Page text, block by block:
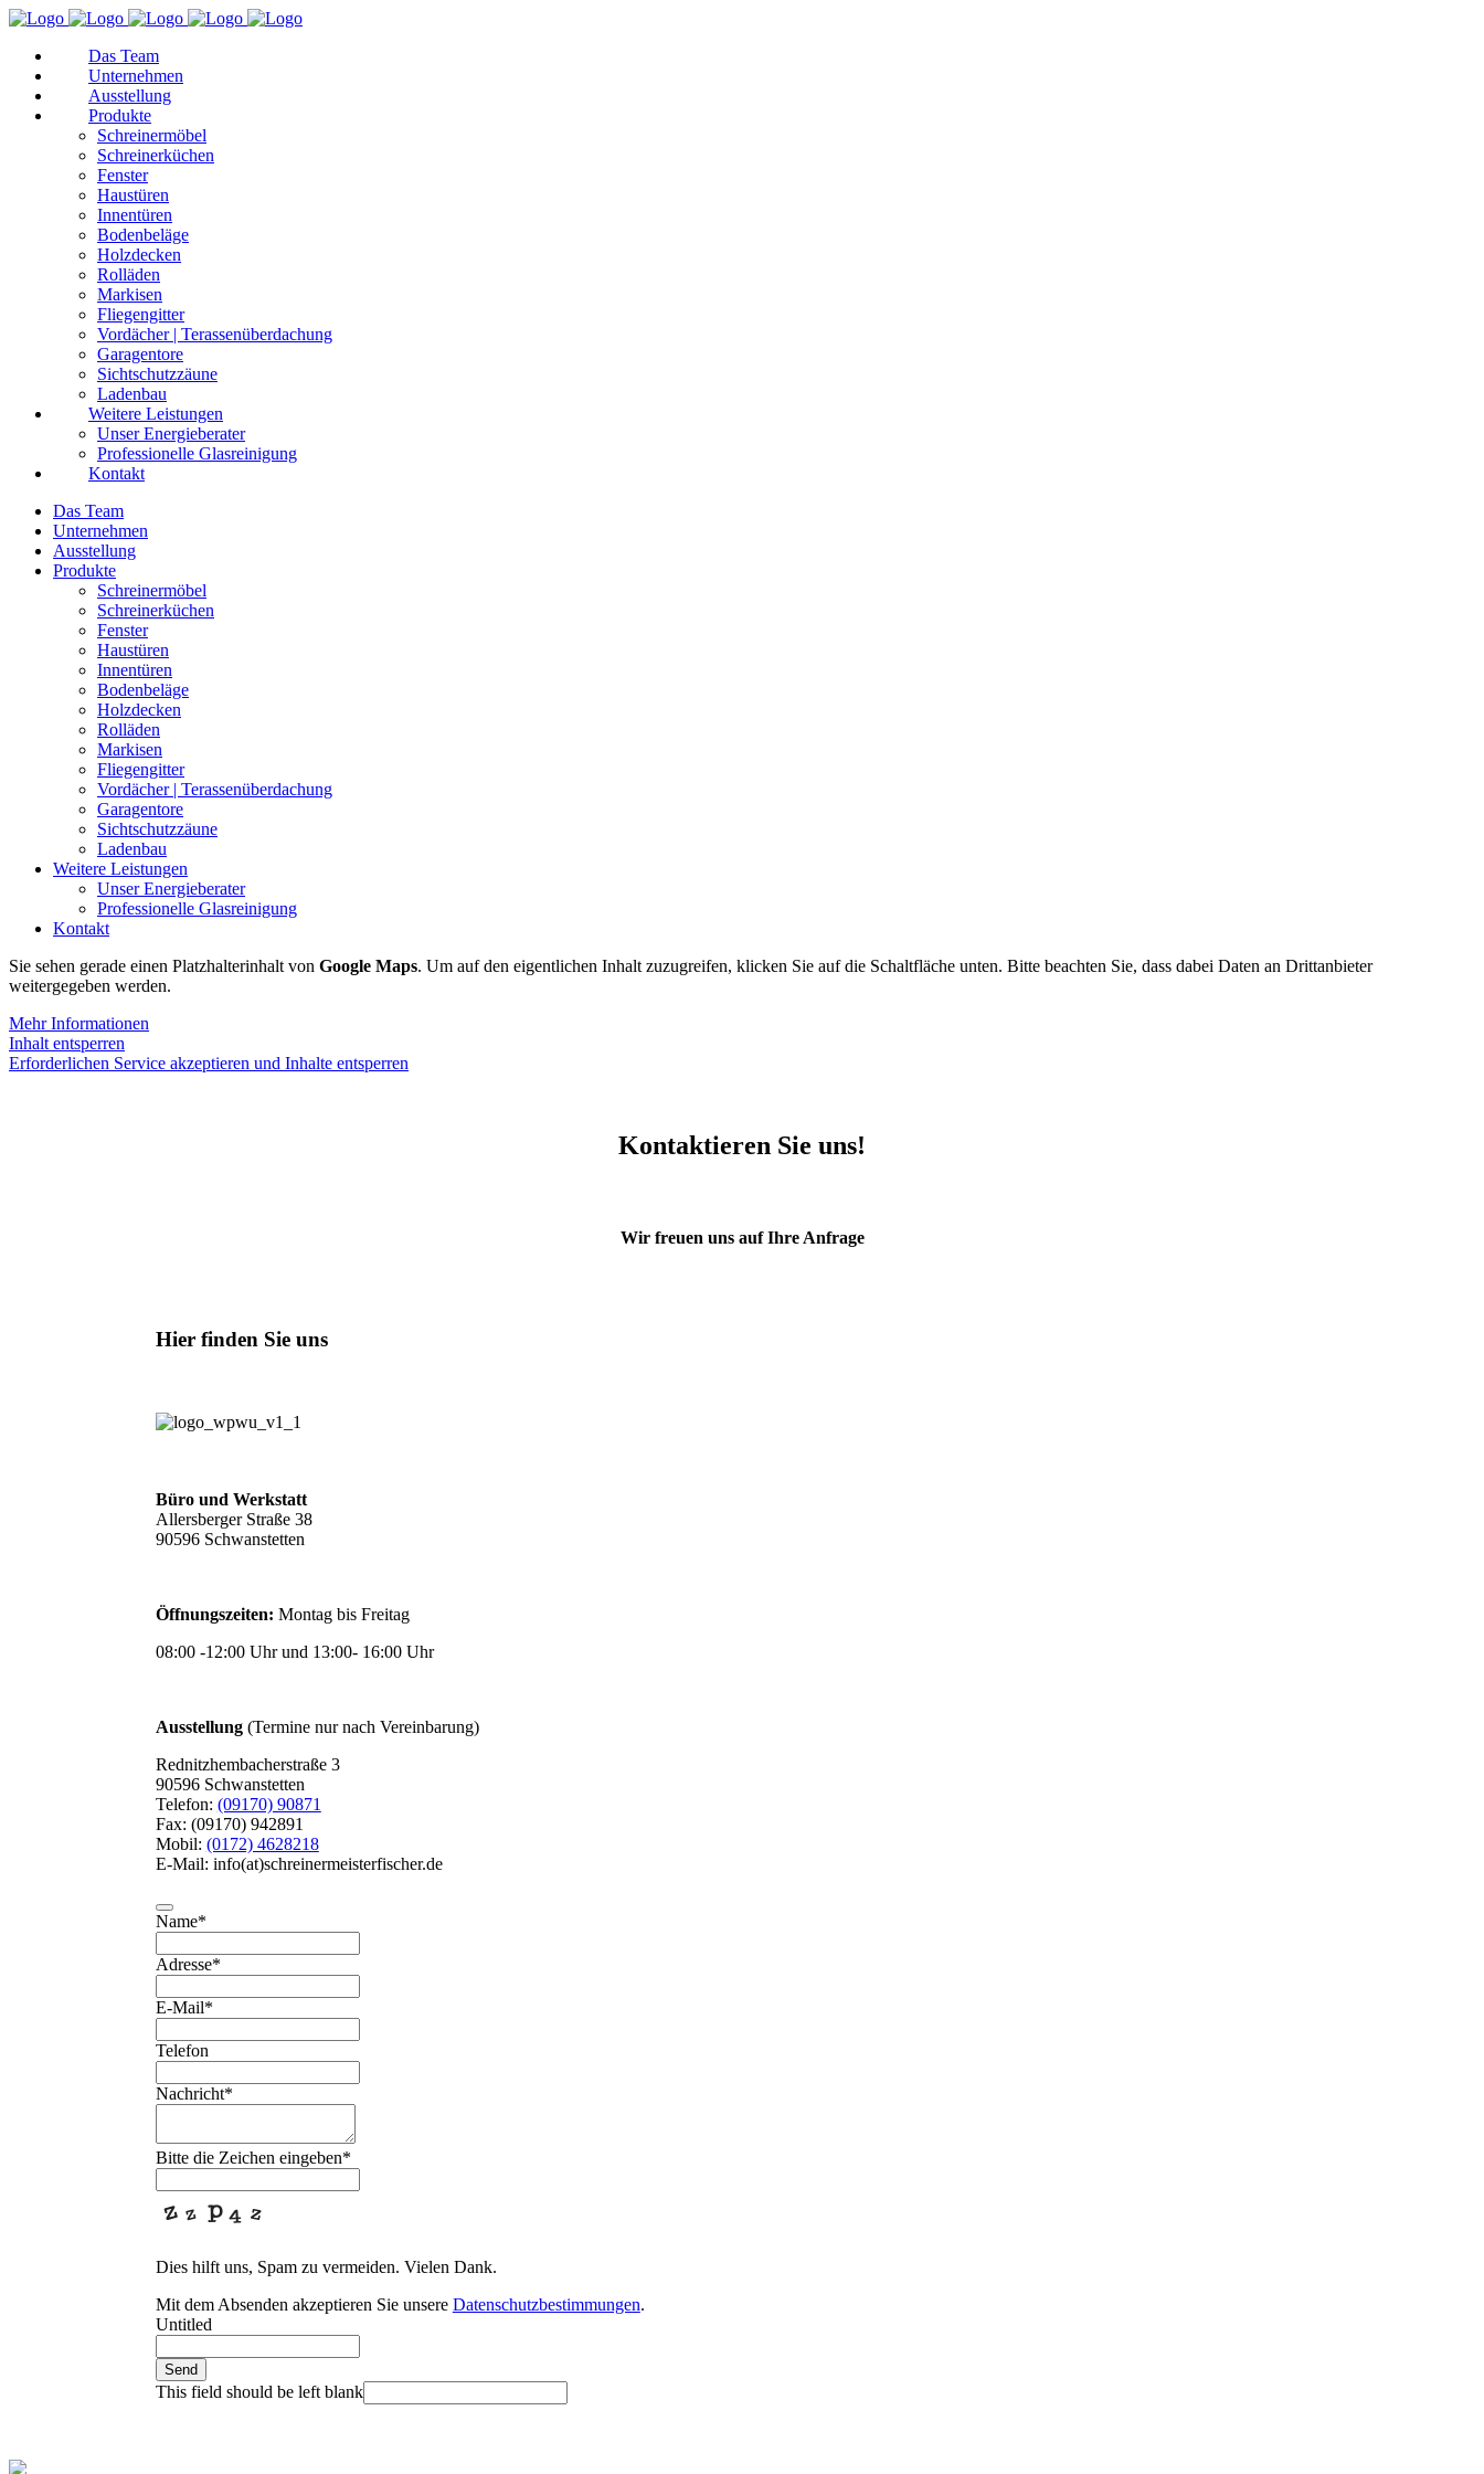
Das Team
Unternehmen
Ausstellung
Produkte
Schreinermöbel
Schreinerküchen
Fenster
Haustüren
Innentüren
Bodenbeläge
Holzdecken
Rolläden
Markisen
Fliegengitter
Vordächer | Terassenüberdachung
Garagentore
Sichtschutzzäune
Ladenbau
Weitere Leistungen
Unser Energieberater
Professionelle Glasreinigung
Kontakt
Das Team
Unternehmen
Ausstellung
Produkte
Schreinermöbel
Schreinerküchen
Fenster
Haustüren
Innentüren
Bodenbeläge
Holzdecken
Rolläden
Markisen
Fliegengitter
Vordächer | Terassenüberdachung
Garagentore
Sichtschutzzäune
Ladenbau
Weitere Leistungen
Unser Energieberater
Professionelle Glasreinigung
Kontakt
Sie sehen gerade einen Platzhalterinhalt von Google Maps. Um auf den eigentlichen Inhalt zuzugreifen, klicken Sie auf die Schaltfläche unten. Bitte beachten Sie, dass dabei Daten an Drittanbieter
weitergegeben werden.
Mehr Informationen
Inhalt entsperren
Erforderlichen Service akzeptieren und Inhalte entsperren
Kontaktieren Sie uns!
Wir freuen uns auf Ihre Anfrage
Hier finden Sie uns
Büro und Werkstatt
Allersberger Straße 38
90596 Schwanstetten
Öffnungszeiten: Montag bis Freitag
08:00 -12:00 Uhr und 13:00- 16:00 Uhr
Ausstellung(Termine nur nach Vereinbarung)
Rednitzhembacherstraße 3
90596 Schwanstetten
Telefon: (09170) 90871
Fax: (09170) 942891
Mobil: (0172) 4628218
E-Mail: info(at)schreinermeisterfischer.de
Name*
Adresse*
E-Mail*
Telefon
Nachricht*
Bitte die Zeichen eingeben*
Dies hilft uns, Spam zu vermeiden. Vielen Dank.
Mit dem Absenden akzeptieren Sie unsere Datenschutzbestimmungen.
Untitled
Send
This field should be left blank